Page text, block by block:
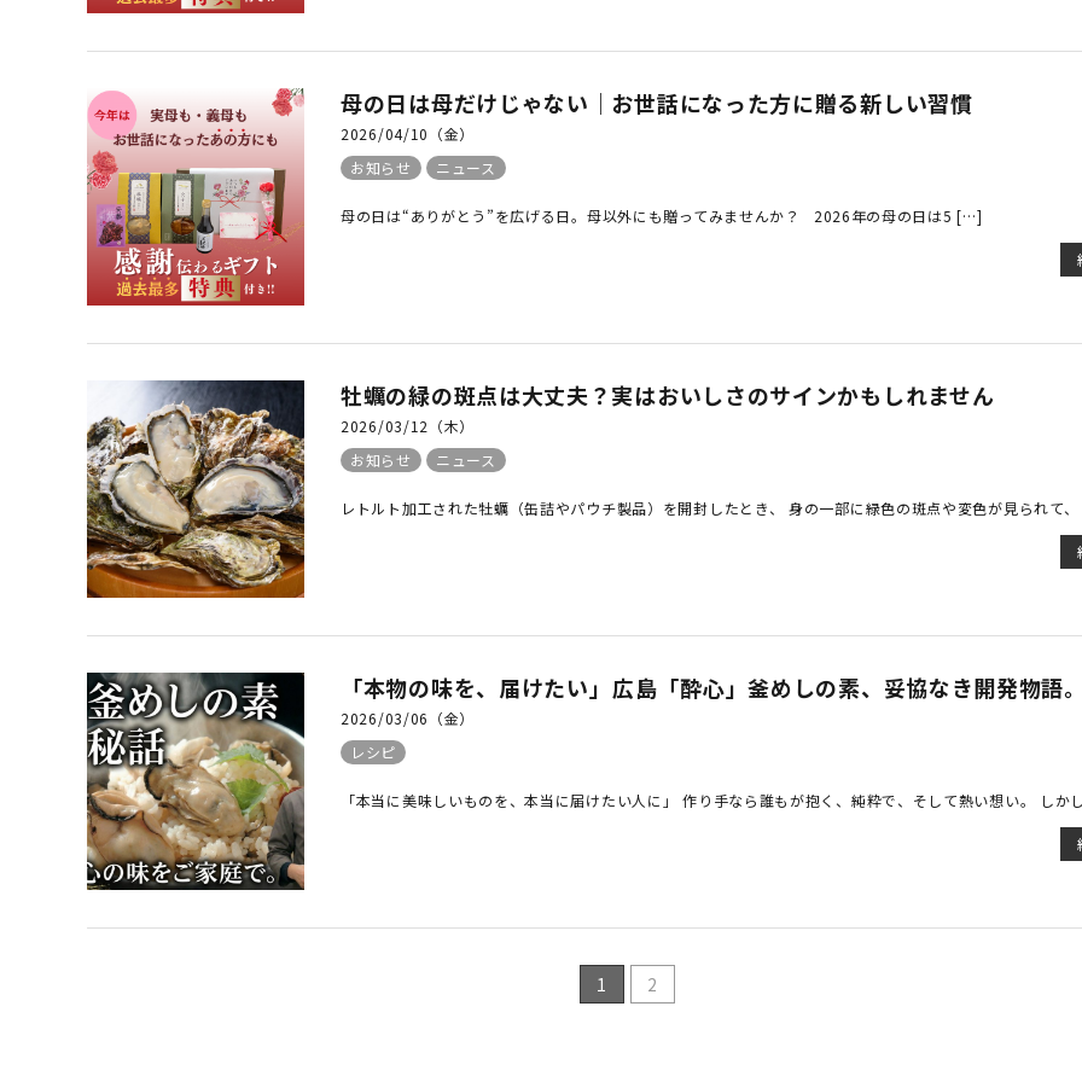
母の日は母だけじゃない｜お世話になった方に贈る新しい習慣
2026/04/10（金）
お知らせ
ニュース
母の日は“ありがとう”を広げる日。母以外にも贈ってみませんか？ 2026年の母の日は5 […]
牡蠣の緑の斑点は大丈夫？実はおいしさのサインかもしれません
2026/03/12（木）
お知らせ
ニュース
レトルト加工された牡蠣（缶詰やパウチ製品）を開封したとき、 身の一部に緑色の斑点や変色が見られて
「本物の味を、届けたい」――広島「酔心」釜めしの素、妥協なき開発物語。
2026/03/06（金）
レシピ
「本当に美味しいものを、本当に届けたい人に」 作り手なら誰もが抱く、純粋で、そして熱い想い。 しか
1 2